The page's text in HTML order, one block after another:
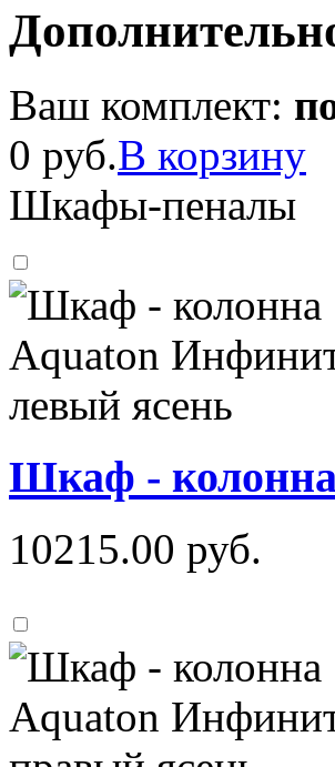
Ваш комплект:
0 руб.В корзину
Шкафы-пеналы
Шкаф -
10215.00 руб.